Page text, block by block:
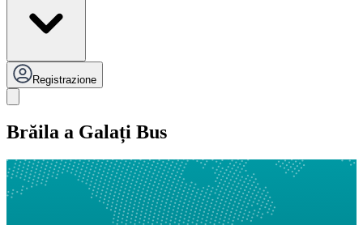
Registrazione
Brăila a Galați Bus